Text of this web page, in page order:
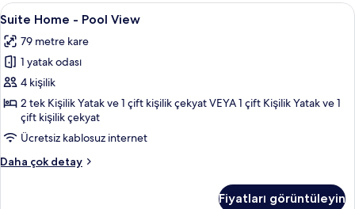
Suite
Home
-
Pool
View
için
tüm
fotoğrafları
görün
Suite Home - Pool View | 1 yatak
5
Suite Home - Pool View
79 metre kare
1 yatak odası
4 kişilik
2 tek Kişilik Yatak ve 1 çift kişilik çekyat VEYA 1 çift Kişilik Yatak ve 1
çift kişilik çekyat
Ücretsiz kablosuz internet
Daha çok detay
Suite
Fiyatları görüntüleyin